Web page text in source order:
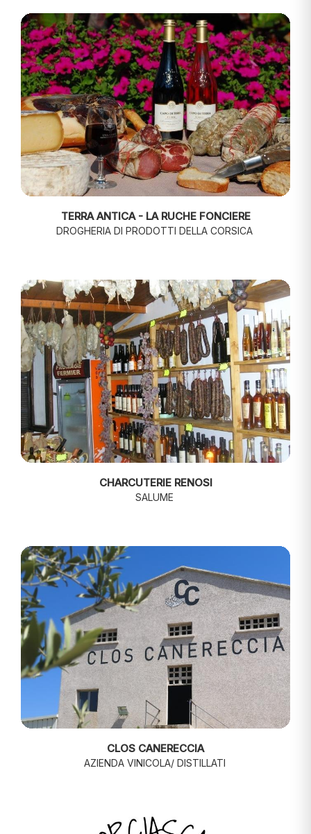
TERRA ANTICA - LA RUCHE FONCIERE
DROGHERIA DI PRODOTTI DELLA CORSICA
CHARCUTERIE RENOSI
SALUME
CLOS CANERECCIA
AZIENDA VINICOLA/ DISTILLATI